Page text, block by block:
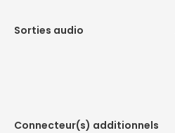
Sorties audio
Connecteur(s) additionnels